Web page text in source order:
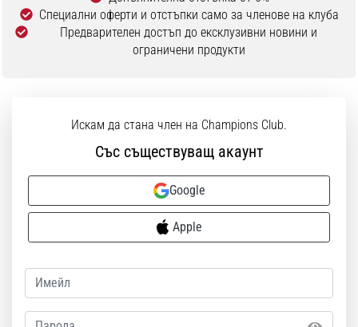
Специални оферти и отстъпки само за членове на клуба
Предварителен достъп до ексклузивни новини и
ограничени продукти
Искам да стана член на Champions Club.
Със съществуващ акаунт
Google
Apple
Парола